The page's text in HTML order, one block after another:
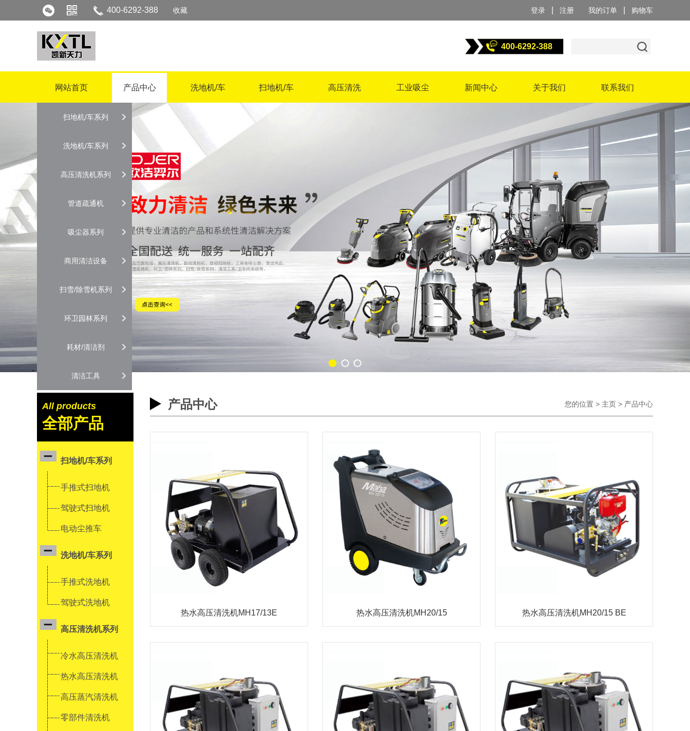
400-6292-388 收藏 登录 | 注册 我的订单 | 购物车
400-6292-388
网站首页 产品中心 洗地机/车 扫地机/车 高压清洗 工业吸尘 新闻中心 关于我们 联系我们
扫地机/车系列
洗地机/车系列
高压清洗机系列
管道疏通机
吸尘器系列
商用清洁设备
扫雪/除雪机系列
环卫园林系列
耗材/清洁剂
清洁工具
All products
全部产品
扫地机/车系列
手推式扫地机
驾驶式扫地机
电动尘推车
洗地机/车系列
手推式洗地机
驾驶式洗地机
高压清洗机系列
冷水高压清洗机
热水高压清洗机
高压蒸汽清洗机
零部件清洗机
产品中心 您的位置 > 主页 > 产品中心
热水高压清洗机MH17/13E 热水高压清洗机MH20/15 热水高压清洗机MH20/15 BE